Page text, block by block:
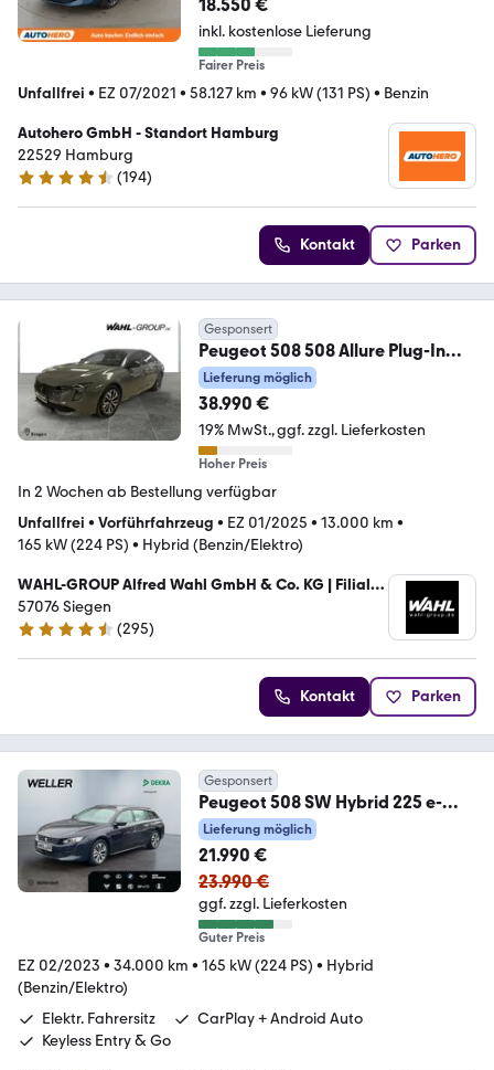
18.550 €
inkl. kostenlose Lieferung
Fairer Preis
Unfallfrei • EZ 07/2021 • 58.127 km • 96 kW (131 PS) • Benzin
Autohero GmbH - Standort Hamburg
22529 Hamburg
4.6 Sterne
(194)
Kontakt Parken
Gesponsert
Peugeot 508 508 Allure Plug-In
Hybrid 225 e-EAT8 Hybrid
Lieferung möglich
38.990 €
19% MwSt. ggf. zzgl. Lieferkosten
Hoher Preis
In 2 Wochen ab Bestellung verfügbar
Unfallfrei • Vorführfahrzeug • EZ 01/2025 • 13.000 km •
165 kW (224 PS) • Hybrid (Benzin/Elektro)
WAHL-GROUP Alfred Wahl GmbH & Co. KG | Filiale
Siegen
57076 Siegen
4.3 Sterne
(295)
Kontakt Parken
Gesponsert
Peugeot 508 SW Hybrid 225 e-
EAT8 ActivePack *SHZ*CAM*Nav
Lieferung möglich
21.990 €
23.990 €
ggf. zzgl. Lieferkosten
Guter Preis
EZ 02/2023 • 34.000 km • 165 kW (224 PS) • Hybrid
(Benzin/Elektro)
Elektr. Fahrersitz
CarPlay + Android Auto
Keyless Entry & Go